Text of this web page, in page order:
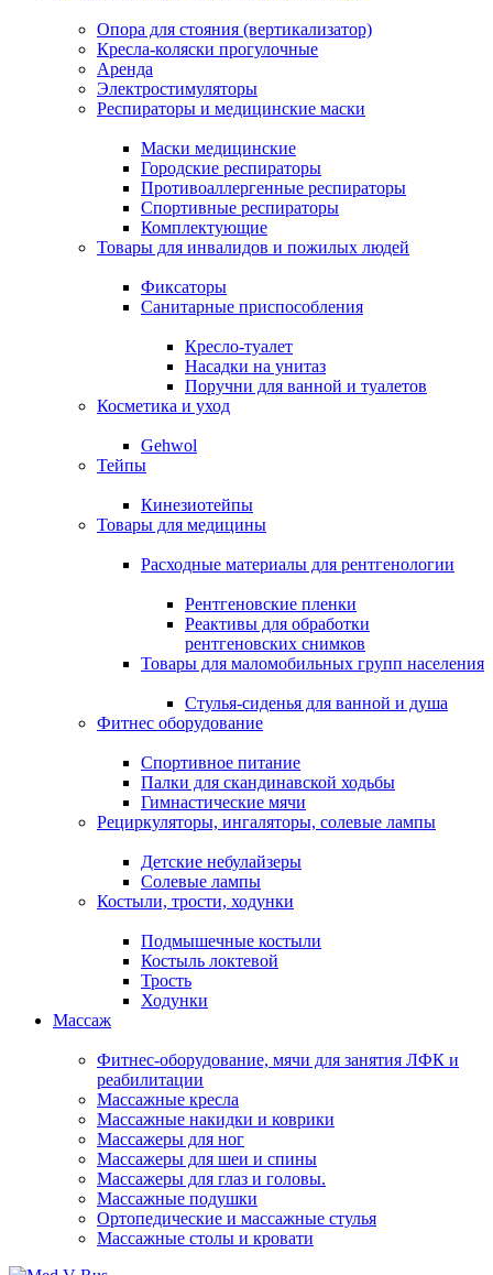
Опора для стояния (вертикализатор)
Кресла-коляски прогулочные
Аренда
Электростимуляторы
Респираторы и медицинские маски
Маски медицинские
Городские респираторы
Противоаллергенные респираторы
Спортивные респираторы
Комплектующие
Товары для инвалидов и пожилых людей
Фиксаторы
Санитарные приспособления
Кресло-туалет
Насадки на унитаз
Поручни для ванной и туалетов
Косметика и уход
Gehwol
Тейпы
Кинезиотейпы
Товары для медицины
Расходные материалы для рентгенологии
Рентгеновские пленки
Реактивы для обработки
рентгеновских снимков
Товары для маломобильных групп населения
Стулья-сиденья для ванной и душа
Фитнес оборудование
Спортивное питание
Палки для скандинавской ходьбы
Гимнастические мячи
Рециркуляторы, ингаляторы, солевые лампы
Детские небулайзеры
Солевые лампы
Костыли, трости, ходунки
Подмышечные костыли
Костыль локтевой
Трость
Ходунки
Массаж
Фитнес-оборудование, мячи для занятия ЛФК и
реабилитации
Массажные кресла
Массажные накидки и коврики
Массажеры для ног
Массажеры для шеи и спины
Массажеры для глаз и головы.
Массажные подушки
Ортопедические и массажные стулья
Массажные столы и кровати